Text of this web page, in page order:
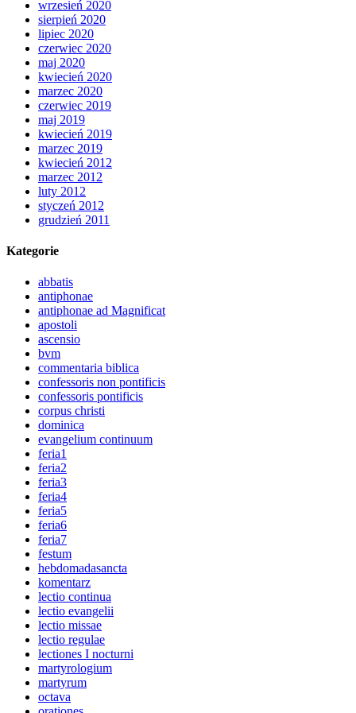
wrzesień 2020
sierpień 2020
lipiec 2020
czerwiec 2020
maj 2020
kwiecień 2020
marzec 2020
czerwiec 2019
maj 2019
kwiecień 2019
marzec 2019
kwiecień 2012
marzec 2012
luty 2012
styczeń 2012
grudzień 2011
Kategorie
abbatis
antiphonae
antiphonae ad Magnificat
apostoli
ascensio
bvm
commentaria biblica
confessoris non pontificis
confessoris pontificis
corpus christi
dominica
evangelium continuum
feria1
feria2
feria3
feria4
feria5
feria6
feria7
festum
hebdomadasancta
komentarz
lectio continua
lectio evangelii
lectio missae
lectio regulae
lectiones I nocturni
martyrologium
martyrum
octava